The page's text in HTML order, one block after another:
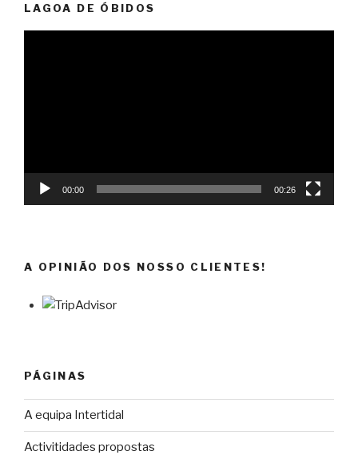
LAGOA DE ÓBIDOS
00:00 00:26
A OPINIÃO DOS NOSSO CLIENTES!
PÁGINAS
A equipa Intertidal
Activitidades propostas